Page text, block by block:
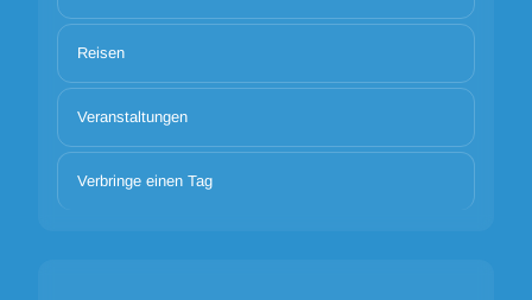
Reisen
Veranstaltungen
Verbringe einen Tag